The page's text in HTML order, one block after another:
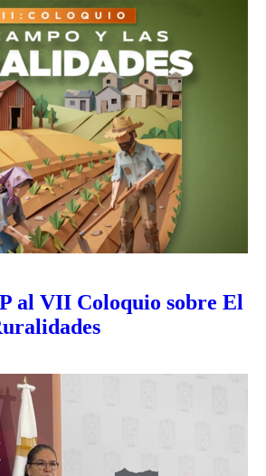
al VII Coloquio sobre El